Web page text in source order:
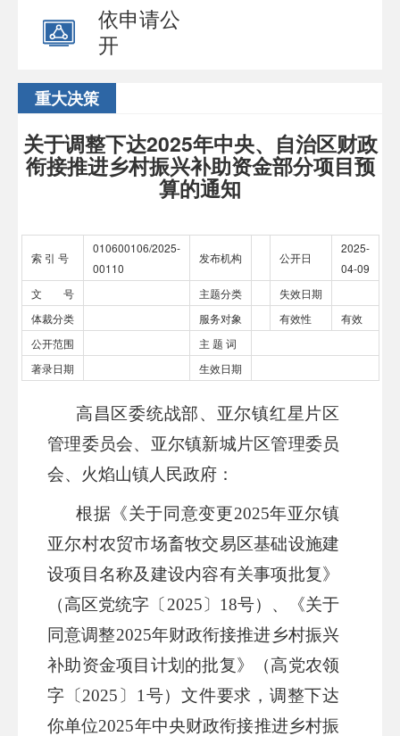
依申请公
开
重大决策
关于调整下达2025年中央、自治区财政
衔接推进乡村振兴补助资金部分项目预
算的通知
索 引 号
010600106/2025-
00110
发布机构 公开日
2025-
04-09
文 号
主题分类
失效日期
体裁分类
服务对象 有效性
有效
公开范围
主 题 词
著录日期
生效日期
高昌区委统战部、亚尔镇红星片区
管理委员会、亚尔镇新城片区管理委员
会、火焰山镇人民政府 ：
根据 《关于同意变更2025年亚尔镇
亚尔村农贸市场畜牧交易区基础设施建
设项目名称及建设内容有关事项批复》
（高区党统字 〔 2025 〕 18号）
、《关于
同意调整2025年财政衔接推进乡村振兴
补助资金项目计划的批复》（高党农领
字 〔 2025 〕 1 号）文件要求， 调整下达
你单位2025年中央财政衔接推进乡村振